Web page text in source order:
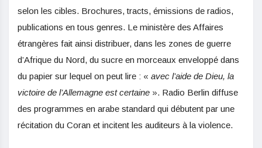
selon les cibles. Brochures, tracts, émissions de radios,
publications en tous genres. Le ministère des Affaires
étrangères fait ainsi distribuer, dans les zones de guerre
d’Afrique du Nord, du sucre en morceaux enveloppé dans
du papier sur lequel on peut lire : « avec l’aide de Dieu, la
victoire de l’Allemagne est certaine ». Radio Berlin diffuse
des programmes en arabe standard qui débutent par une
récitation du Coran et incitent les auditeurs à la violence.